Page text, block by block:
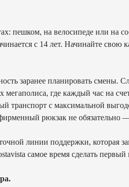
пешком, на велосипеде или на
с 14 лет. Начинайте
заранее планировать смены.
где каждый час на
транспорт с максимальной
рюкзак не обязательно
линии поддержки, которая
самое время сделать